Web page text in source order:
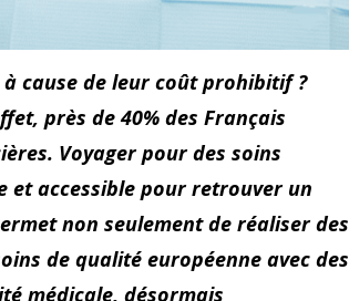
cause de leur coût prohibitif ?
près de 40% des Français
Voyager pour des soins
et accessible pour retrouver un
non seulement de réaliser des
de qualité européenne avec des
médicale, désormais